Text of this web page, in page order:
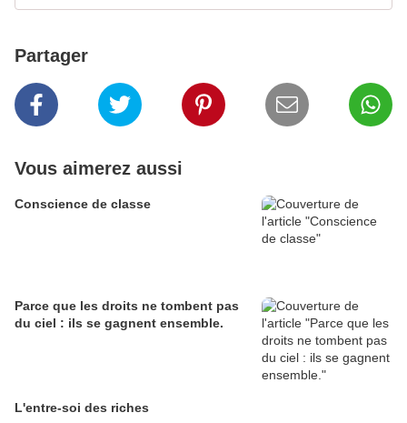
Partager
Vous aimerez aussi
Conscience de classe
Parce que les droits ne tombent pas
du ciel : ils se gagnent ensemble.
L'entre-soi des riches